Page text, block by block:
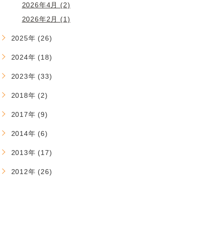
2026年4月 (2)
2026年2月 (1)
2025年 (26)
2024年 (18)
2023年 (33)
2018年 (2)
2017年 (9)
2014年 (6)
2013年 (17)
2012年 (26)